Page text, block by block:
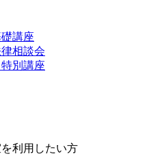
講座
相談会
別講座
利用したい方